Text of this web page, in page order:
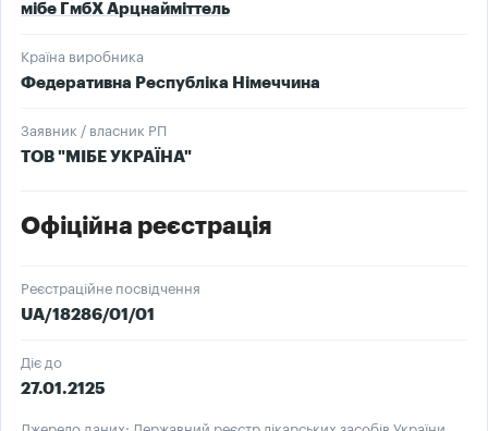
мібе ГмбХ Арцнайміттель
Країна виробника
Федеративна Республіка Німеччина
Заявник / власник РП
ТОВ "МІБЕ УКРАЇНА"
Офіційна реєстрація
Реєстраційне посвідчення
UA/18286/01/01
Діє до
27.01.2125